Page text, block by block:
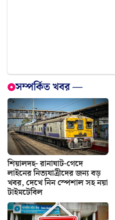
সম্পর্কিত খবর —
শিয়ালদহ- রানাঘাট-গেদে
লাইনের নিত্যযাত্রীদের জন্য বড়
খবর, দেখে নিন স্পেশাল সহ নয়া
টাইমটেবিল